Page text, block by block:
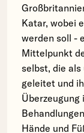
Katar, wobei
werden soll -
Mittelpunkt
selbst, die
geleitet und
Überzeugung
Hände und